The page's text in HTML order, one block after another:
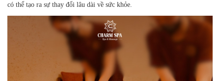
có thể tạo ra sự thay đổi lâu dài về sức khỏe.